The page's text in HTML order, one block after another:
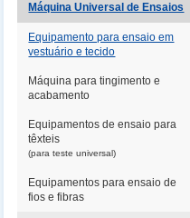
Máquina Universal de Ensaios
Equipamento para ensaio em
vestuário e tecido
Máquina para tingimento e
acabamento
Equipamentos de ensaio para
têxteis
(para teste universal)
Equipamentos para ensaio de
fios e fibras